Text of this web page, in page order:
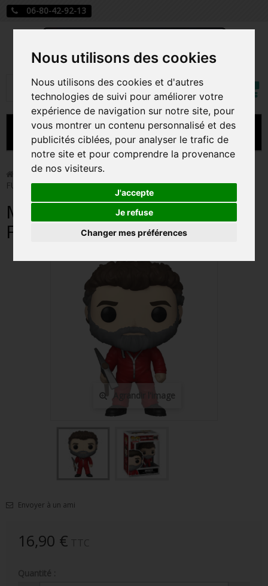
Nous utilisons des cookies
Nous utilisons des cookies et d'autres
technologies de suivi pour améliorer votre
expérience de navigation sur notre site, pour
vous montrer un contenu personnalisé et des
publicités ciblées, pour analyser le trafic de
notre site et pour comprendre la provenance
de nos visiteurs.
J'accepte
Je refuse
Changer mes préférences
06-80-42-92-13
Rechercher
Mon
MENU
CARTE A JOUER
PRÉCOMMANDE FIGURINES POP
FIGURINES POP MANGA
FIGURINES POP DISNEY
FIGURINES POP MARVEL
FIGURINES POP MUSIQUE
FIGURINES POP SÉRIE TV
FIGURINES POP AUTRES FILMS
FIGURINES POP SPORTS
FIGURINES POP HARRY POTTER
FIGURINES POP STRANGER THINGS
FIGURINES POP SEIGNEUR DES ANNEAUX
FIGURINE POP AD ICONS
Funko Pop! > MOSCU / LA CASA DE PAPEL / FIGURINE
FUNKO POP
MOSCU / LA CASA DE PAPEL /
FIGURINE FUNKO POP
Agrandir l'image
Envoyer à un ami
16,90 €